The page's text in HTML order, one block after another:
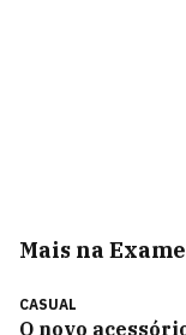
Mais na Exame
CASUAL
O novo